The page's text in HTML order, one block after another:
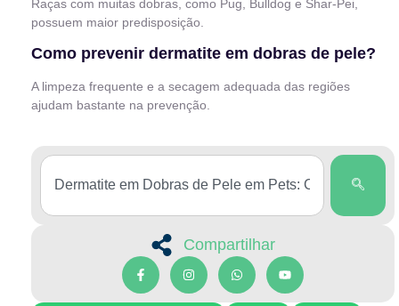
Raças com muitas dobras, como Pug, Bulldog e Shar-Pei,
possuem maior predisposição.
Como prevenir dermatite em dobras de pele?
A limpeza frequente e a secagem adequada das regiões
ajudam bastante na prevenção.
Compartilhar